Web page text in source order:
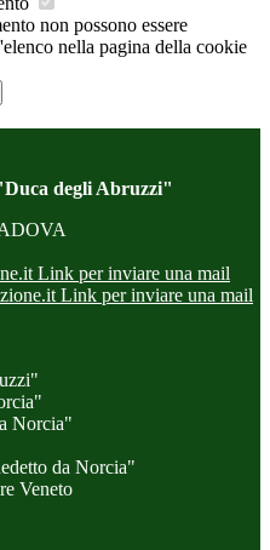
non possono essere
nella pagina della cookie
degli Abruzzi"
Link per inviare una mail
Link per inviare una mail
Norcia"
da Norcia"
Veneto